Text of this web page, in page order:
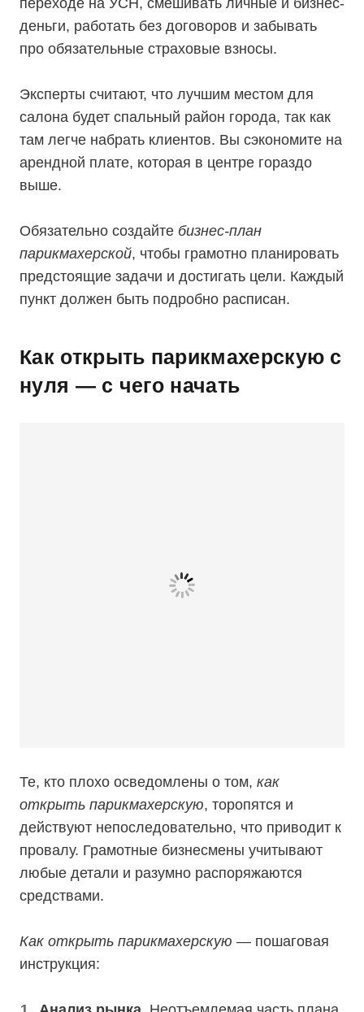
переходе на УСН, смешивать личные и бизнес-
деньги, работать без договоров и забывать
про обязательные страховые взносы.
Эксперты считают, что лучшим местом для
салона будет спальный район города, так как
там легче набрать клиентов. Вы сэкономите на
арендной плате, которая в центре гораздо
выше.
Обязательно создайте бизнес-план
парикмахерской, чтобы грамотно планировать
предстоящие задачи и достигать цели. Каждый
пункт должен быть подробно расписан.
Как открыть парикмахерскую с
нуля — с чего начать
Те, кто плохо осведомлены о том, как
открыть парикмахерскую, торопятся и
действуют непоследовательно, что приводит к
провалу. Грамотные бизнесмены учитывают
любые детали и разумно распоряжаются
средствами.
Как открыть парикмахерскую — пошаговая
инструкция: